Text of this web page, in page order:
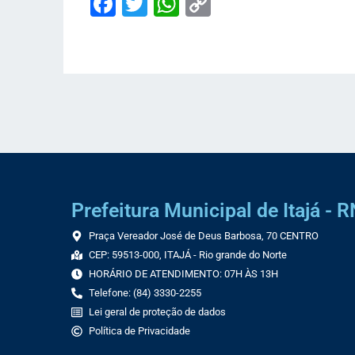
Prefeitura Municipal de Itajá -
Praça Vereador José de Deus Barbosa, 70 CENTRO
CEP: 59513-000, ITAJÁ - Rio grande do Norte
HORÁRIO DE ATENDIMENTO: 07H ÀS 13H
Telefone: (84) 3330-2255
Lei geral de proteção de dados
Política de Privacidade